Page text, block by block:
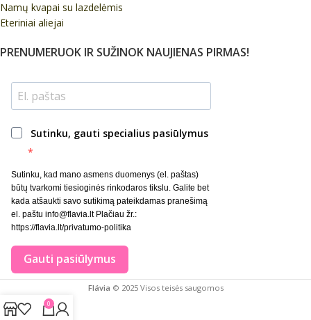
Namų kvapai su lazdelėmis
Eteriniai aliejai
PRENUMERUOK IR SUŽINOK NAUJIENAS PIRMAS!
Sutinku, gauti specialius pasiūlymus
Sutinku, kad mano asmens duomenys (el. paštas)
būtų tvarkomi tiesioginės rinkodaros tikslu. Galite bet
kada atšaukti savo sutikimą pateikdamas pranešimą
el. paštu info@flavia.lt Plačiau žr.:
https://flavia.lt/privatumo-politika
Gauti pasiūlymus
Flávia © 2025 Visos teisės saugomos
0